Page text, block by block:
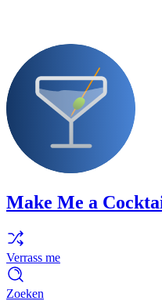
Make Me a
Verrass me
Zoeken